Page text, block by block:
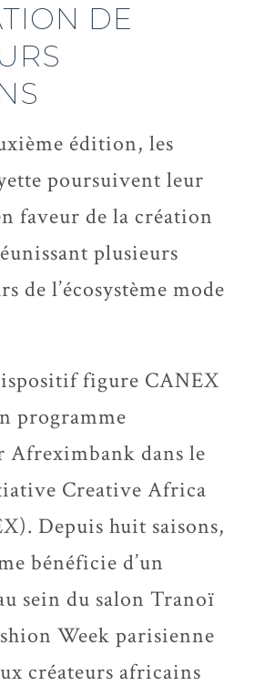
DE
édition, les
poursuivent leur
faveur de la création
plusieurs
de l’écosystème mode
figure CANEX
programme
Afreximbank dans le
Creative Africa
Depuis huit saisons,
bénéficie d’un
sein du salon Tranoï
Week parisienne
créateurs africains